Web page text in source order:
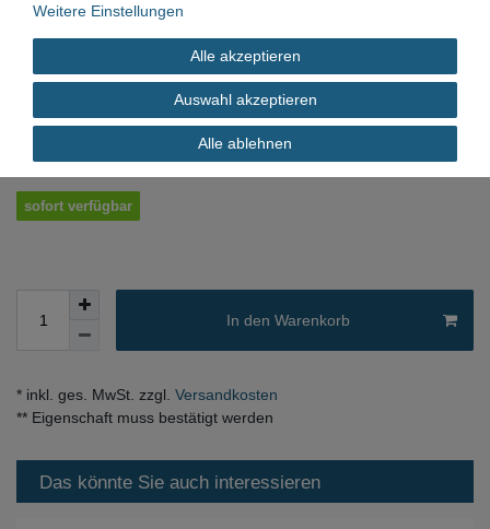
4011209267329
1,27 EUR *
Inhalt Stück
sofort verfügbar
In den Warenkorb
* inkl. ges. MwSt. zzgl. Versandkosten
** Eigenschaft muss bestätigt werden
Das könnte Sie auch interessieren
Weitere Einstellungen
Alle akzeptieren
Auswahl akzeptieren
Alle ablehnen